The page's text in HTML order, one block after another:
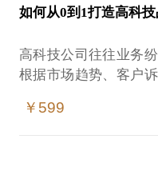
如何从0到1打造高科
高科技公司往往业务
根据市场趋势、客户
理性和感性的博弈，
￥599